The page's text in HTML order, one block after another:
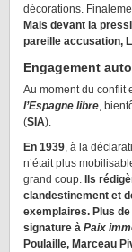
décorations.
Mais devant la
pareille accusation,
Engagement
Au moment du conflit
l’Espagne libre,
(SIA).
En 1939, à la
n’était plus
grand coup.
Ils
clandestinement et
exemplaires. Plus
signature à Paix
Poulaille, Marceau